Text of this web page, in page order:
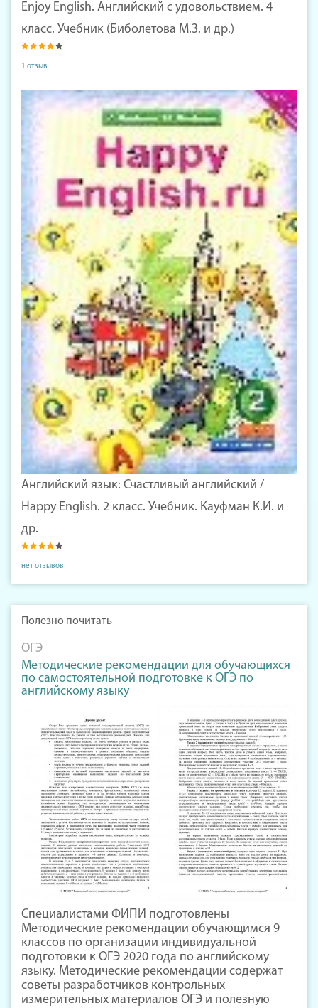
Enjoy English. Английский с удовольствием. 4
класс. Учебник (Биболетова М.З. и др.)
1 отзыв
Английский язык: Счастливый английский /
Happy English. 2 класс. Учебник. Кауфман К.И. и
др.
нет отзывов
Полезно почитать
ОГЭ
Методические рекомендации для обучающихся
по самостоятельной подготовке к ОГЭ по
английскому языку
Специалистами ФИПИ подготовлены
Методические рекомендации обучающимся 9
классов по организации индивидуальной
подготовки к ОГЭ 2020 года по английскому
языку. Методические рекомендации содержат
советы разработчиков контрольных
измерительных материалов ОГЭ и полезную